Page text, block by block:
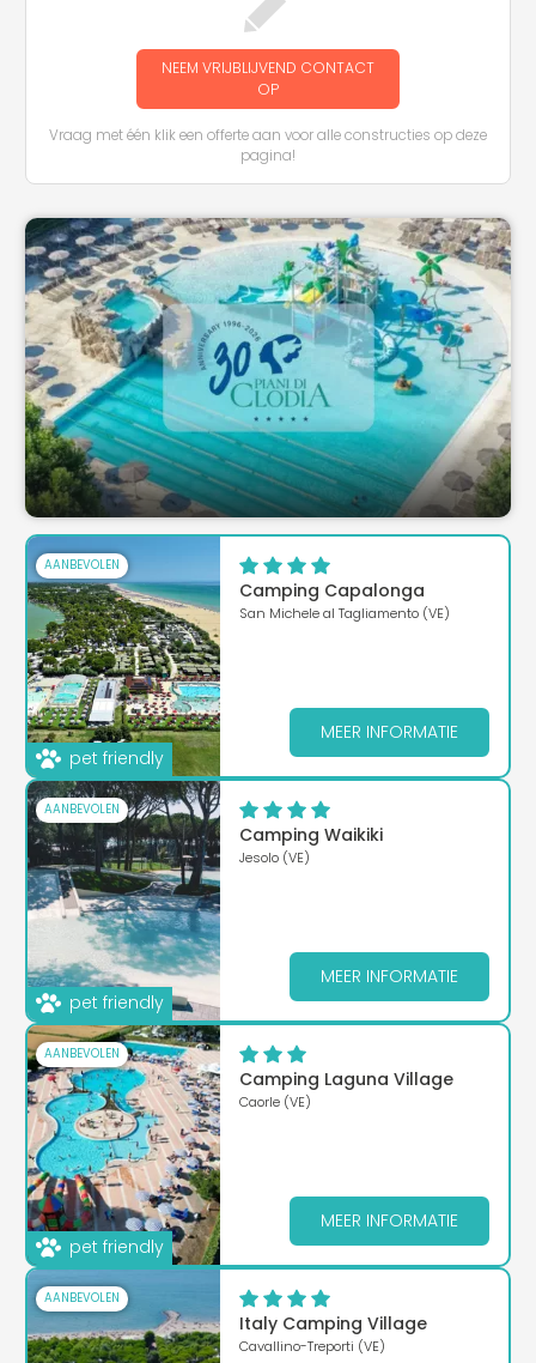
NEEM VRIJBLIJVEND CONTACT
OP
Vraag met één klik een offerte aan voor alle constructies op deze
pagina!
AANBEVOLEN
pet friendly
Camping Capalonga
San Michele al Tagliamento (VE)
MEER INFORMATIE
AANBEVOLEN
pet friendly
Camping Waikiki
Jesolo (VE)
MEER INFORMATIE
AANBEVOLEN
pet friendly
Camping Laguna Village
Caorle (VE)
MEER INFORMATIE
AANBEVOLEN
Italy Camping Village
Cavallino-Treporti (VE)